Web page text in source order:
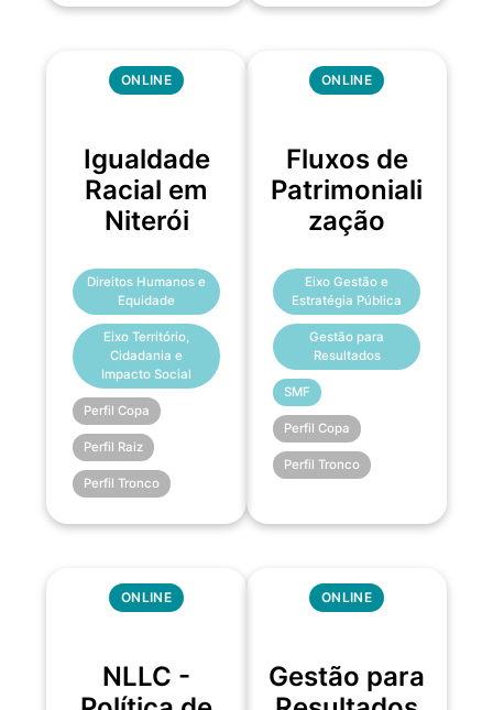
ONLINE
Igualdade
Racial em
Niterói
Direitos Humanos e
Equidade
Eixo Território,
Cidadania e
Impacto Social
Perfil Copa
Perfil Raiz
Perfil Tronco
ONLINE
Fluxos de
Patrimoniali
zação
Eixo Gestão e
Estratégia Pública
Gestão para
Resultados
SMF
Perfil Copa
Perfil Tronco
ONLINE
NLLC -
ONLINE
Gestão para